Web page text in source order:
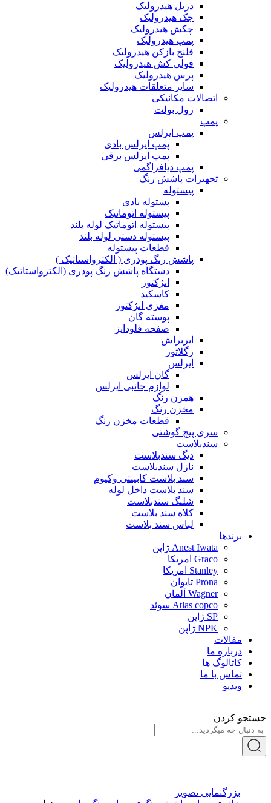
دریل هیدرولیک
جک هیدرولیک
چکش هیدرولیک
پمپ هیدرولیک
فلنج بازکن هیدرولیک
فولی کش هیدرولیک
پرس هیدرولیک
سایر متعلقات هیدرولیک
اتصالات مکانیکی
رول بولت
پمپ
پمپ ایرلس
پمپ ایرلس بادی
پمپ ایرلس برقی
پمپ دیافراگمی
تجهیزات پاشش رنگ
پیستوله
پستوله بادی
پیستوله اتوماتیک
پیستوله اتوماتیک لوله بلند
پیستوله دستی لوله بلند
قطعات پیستوله
پاشش رنگ پودری ( الکترواستاتیک )
دستگاه پاشش رنگ پودری (الکترواستاتیک)
انژکتور
کاسکید
مغزی انژکتور
پوسته گان
صفحه فلودایز
ایربراش
رگلاتور
ایرلس
گان ایرلس
لوازم جانبی ایرلس
همزن رنگ
مخزن رنگ
قطعات مخزن رنگ
سری پیچ گوشتی
سندبلاست
دیگ سندبلاست
نازل سندبلاست
سند بلاست کابینتی وکیوم
سند بلاست داخل لوله
شلنگ سندبلاست
کلاه سند بلاست
لباس سند بلاست
برندها
Anest Iwata ژاپن
Graco امریکا
Stanley امریکا
Prona تایوان
Wagner آلمان
Atlas copco سوئد
SP ژاپن
NPK ژاپن
مقالات
درباره ما
کاتالوگ ها
تماس با ما
ویدیو
جستجو کردن
بزرگنمایی تصویر